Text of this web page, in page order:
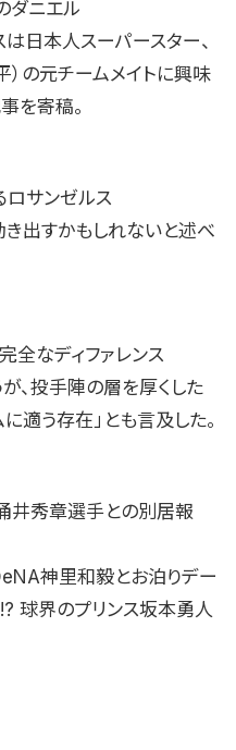
ダニエル
は日本人スーパースター、
）の元チームメイトに興味
を寄稿。
ロサンゼルス
き出すかもしれないと述べ
全なディファレンス
、投手陣の層を厚くした
適う存在」とも言及した。
涌井秀章選手との別居報
神里和毅とお泊りデー
球界のプリンス坂本勇人